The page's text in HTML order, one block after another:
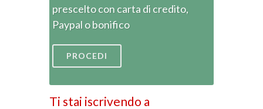
prescelto con carta di credito,
Paypal o bonifico
PROCEDI
Ti stai iscrivendo a